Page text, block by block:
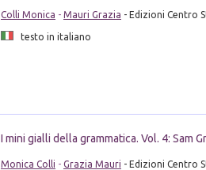
Colli Monica - Mauri Grazia - Edizioni Centro
testo in italiano
I mini gialli della grammatica. Vol. 4: Sam
Monica Colli - Grazia Mauri - Edizioni Centro